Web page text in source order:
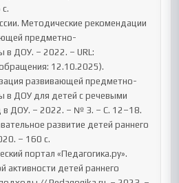
Методические рекомендации
предметно-
в ДОУ. – 2022. – URL:
12.10.2025).
развивающей предметно-
в ДОУ для детей с речевыми
в ДОУ. – 2022. – № 3. – С. 12–18.
развитие детей раннего
– 160 с.
портал «Педагогика.ру».
активности детей раннего